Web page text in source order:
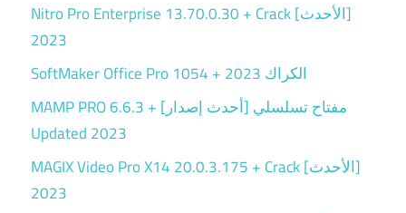
Nitro Pro Enterprise 13.70.0.30 + Crack [الأحدث]
2023
SoftMaker Office Pro 1054 + الكراك 2023
MAMP PRO 6.6.3 + مفتاح تسلسلي [أحدث إصدار]
Updated 2023
MAGIX Video Pro X14 20.0.3.175 + Crack [الأحدث]
2023